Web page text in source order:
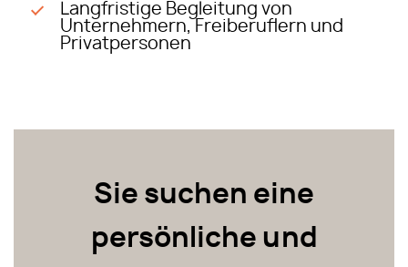
Langfristige Begleitung von
Unternehmern, Freiberuflern und
Privatpersonen
Sie suchen eine
persönliche und